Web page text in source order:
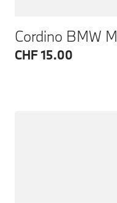
Cordino BMW M
CHF 15.00